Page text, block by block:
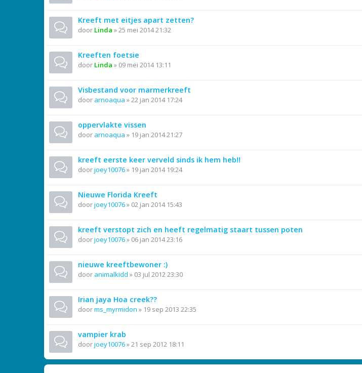
Kreeft met eitjes apart zetten?
door Linda »25 mei 2014 21:32
Kreeften foetsie
door Linda » 09 mei 2014 13:11
Visbestand voor marmerkreeft
door arnoaqua »22 jan 2014 17:24
oppervlakte vissen
door arnoaqua » 19 jan 2014 21:27
kreeft eerste keer verveld sinds ik hem heb!!
doorjoey10076» 19 jan 2014 19:24
Nieuwe Florida Kreeft
doorjoey10076» 02 jan 2014 15:43
kreeft verstopt zich en heeft regelmatig staart tussen poten
doorjoey10076» 06 jan 2014 23:16
nieuwe kreeftbewoner :)
door animalkidd » 03 jul 2012 23:30
Irian jaya Hoa creek??
doorms_myrmidon » 19 sep 2013 22:35
vampier krab
doorjoey10076»21 sep 2012 18:11